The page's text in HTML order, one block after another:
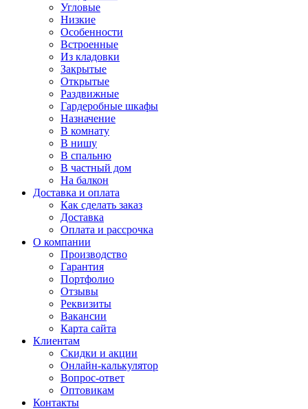
Угловые
Низкие
Особенности
Встроенные
Из кладовки
Закрытые
Открытые
Раздвижные
Гардеробные шкафы
Назначение
В комнату
В нишу
В спальню
В частный дом
На балкон
Доставка и оплата
Как сделать заказ
Доставка
Оплата и рассрочка
О компании
Производство
Гарантия
Портфолио
Отзывы
Реквизиты
Вакансии
Карта сайта
Клиентам
Скидки и акции
Онлайн-калькулятор
Вопрос-ответ
Оптовикам
Контакты